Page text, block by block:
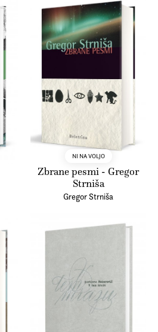
NI NA VOLJO
Zbrane pesmi - Gregor
Strniša
Gregor Strniša